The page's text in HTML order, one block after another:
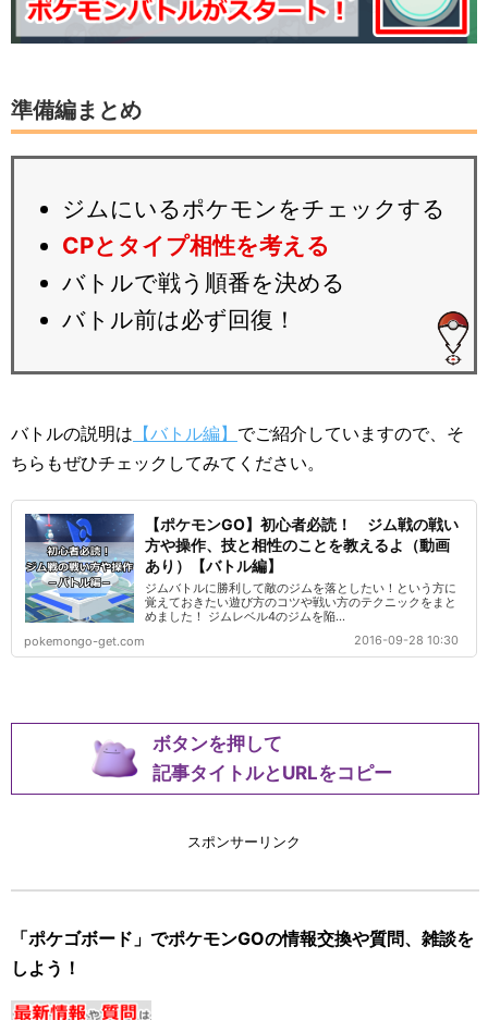
準備編まとめ
ジムにいるポケモンをチェックする
CPとタイプ相性を考える
バトルで戦う順番を決める
バトル前は必ず回復！
バトルの説明は 【バトル編】 でご紹介していますので、そ
ちらもぜひチェックしてみてください。
【ポケモンGO】初心者必読！ ジム戦の戦い
方や操作、技と相性のことを教えるよ（動画
あり）【バトル編】
ジムバトルに勝利して敵のジムを落としたい！という方に
覚えておきたい遊び方のコツや戦い方のテクニックをまと
めました！ ジムレベル4のジムを陥...
pokemongo-get.com
2016-09-28 10:30
ボタンを押して
記事タイトルとURLをコピー
スポンサーリンク
「ポケゴボード」でポケモンGOの情報交換や質問、雑談を
しよう！